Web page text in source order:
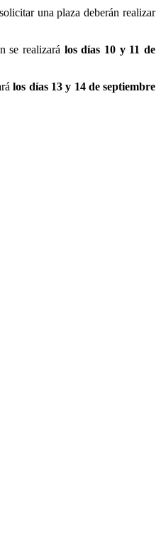
una plaza deberán realizar
se realizará los días 10 y 11 de
los días 13 y 14 de septiembre